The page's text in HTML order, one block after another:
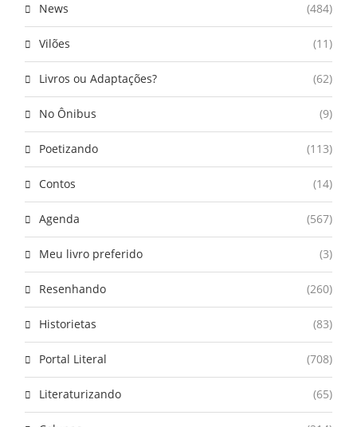
News (484)
Vilões (11)
Livros ou Adaptações? (62)
No Ônibus (9)
Poetizando (113)
Contos (14)
Agenda (567)
Meu livro preferido (3)
Resenhando (260)
Historietas (83)
Portal Literal (708)
Literaturizando (65)